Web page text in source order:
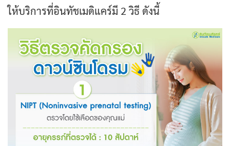
ให้บริการที่อินทัชเมดิแคร์มี 2 วิธี ดังนี้